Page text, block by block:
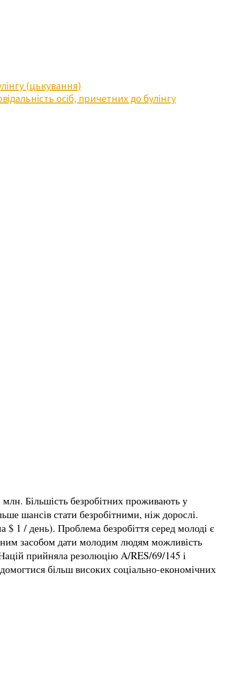
(цькування)
осіб, причетних до булінгу
Більшість безробітних проживають у
шансів стати безробітними, ніж дорослі.
1 / день). Проблема безробіття серед молоді є
засобом дати молодим людям можливість
прийняла резолюцію A/RES/69/145 і
більш високих соціально-економічних